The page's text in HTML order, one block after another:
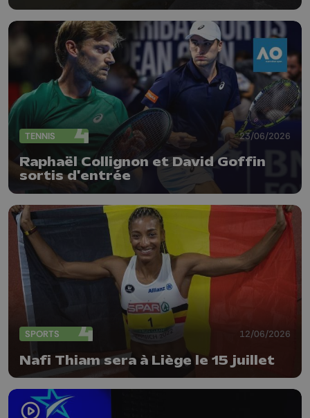
TENNIS 23/06/2026
Raphaël Collignon et David Goffin
sortis d'entrée
SPORTS 12/06/2026
Nafi Thiam sera à Liège le 15 juillet